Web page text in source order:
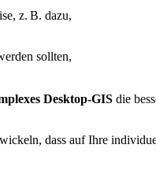
z. B. dazu,
sollten,
Desktop-GIS die b
dass auf Ihre